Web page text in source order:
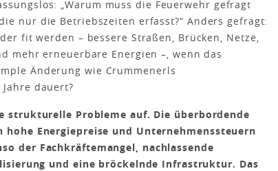
„Warum muss die Feuerwehr gefragt
nur die Betriebszeiten erfasst?“ Anders gefragt:
fit werden – bessere Straßen, Brücken, Netze,
mehr erneuerbare Energien –, wenn das
Änderung wie Crummenerls
dauert?
strukturelle Probleme auf. Die überbordende
Energiepreise und Unternehmenssteuern
der Fachkräftemangel, nachlassende
und eine bröckelnde Infrastruktur. Das